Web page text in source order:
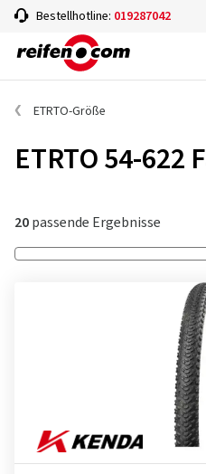
Bestellhotline: 019287042
ETRTO-Größe
ETRTO 54-
20passende Ergebnisse